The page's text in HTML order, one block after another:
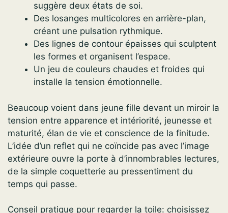
suggère deux états de soi.
Des losanges multicolores en arrière-plan,
créant une pulsation rythmique.
Des lignes de contour épaisses qui sculptent
les formes et organisent l’espace.
Un jeu de couleurs chaudes et froides qui
installe la tension émotionnelle.
Beaucoup voient dans jeune fille devant un miroir la
tension entre apparence et intériorité, jeunesse et
maturité, élan de vie et conscience de la finitude.
L’idée d’un reflet qui ne coïncide pas avec l’image
extérieure ouvre la porte à d’innombrables lectures,
de la simple coquetterie au pressentiment du
temps qui passe.
Conseil pratique pour regarder la toile: choisissez